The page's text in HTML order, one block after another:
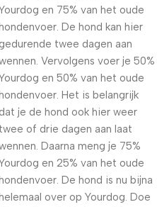
en 75% van het oude
De hond kan hier
gedurende twee dagen aan
Vervolgens voer je 50%
en 50% van het oude
Het is belangrijk
dat je de hond ook hier weer
twee of drie dagen aan laat
Daarna meng je 75%
en 25% van het oude
De hond is nu bijna
over op Yourdog. Doe